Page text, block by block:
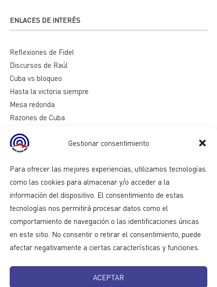
Gestionar consentimiento
Para ofrecer las mejores experiencias, utilizamos tecnologías
como las cookies para almacenar y/o acceder a la
información del dispositivo. El consentimiento de estas
tecnologías nos permitirá procesar datos como el
comportamiento de navegación o las identificaciones únicas
en este sitio. No consentir o retirar el consentimiento, puede
afectar negativamente a ciertas características y funciones.
ACEPTAR
ENLACES DE INTERÉS
Reflexiones de Fidel
Discursos de Raúl
Cuba vs bloqueo
Hasta la victoria siempre
Mesa redonda
Razones de Cuba